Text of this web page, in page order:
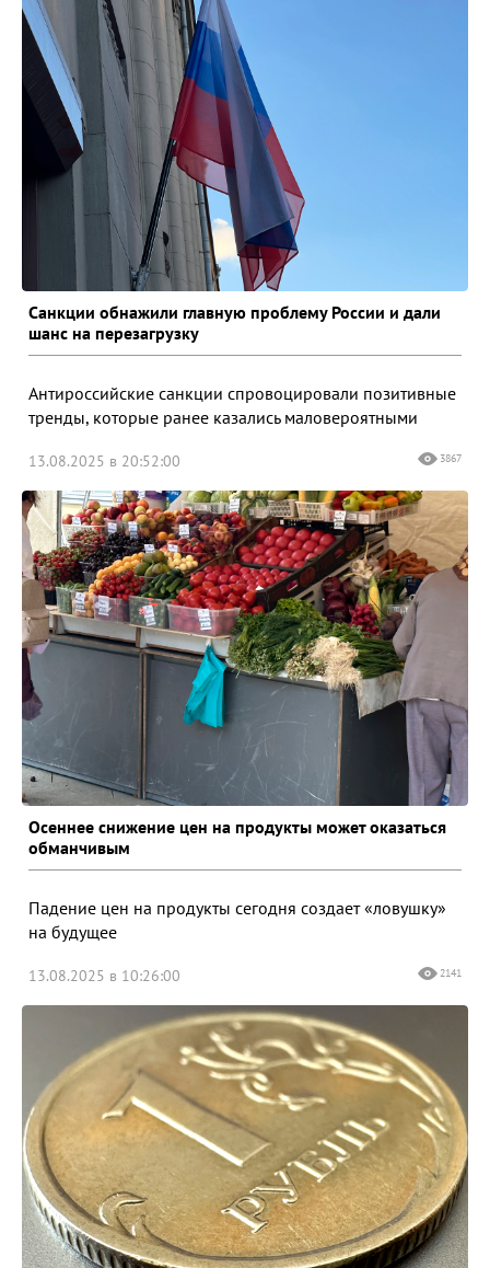
Санкции обнажили главную проблему России и дали
шанс на перезагрузку
Антироссийские санкции спровоцировали позитивные
тренды, которые ранее казались маловероятными
13.08.2025 в 20:52:00 3867
Осеннее снижение цен на продукты может оказаться
обманчивым
Падение цен на продукты сегодня создает «ловушку»
на будущее
13.08.2025 в 10:26:00 2141